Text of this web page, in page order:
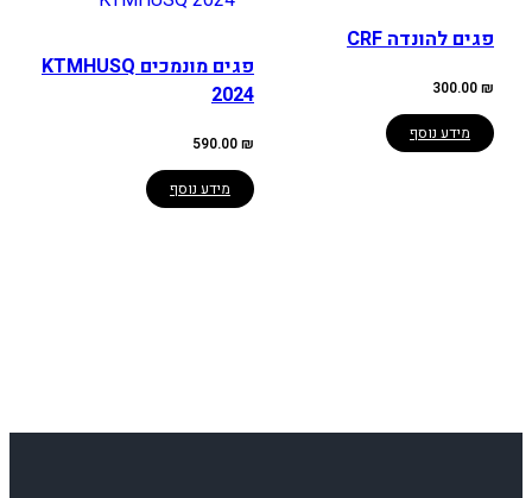
פגים להונדה CRF
300.00₪
מידע נוסף
פגים מונמכים KTMHUSQ
2024
590.00₪
מידע נוסף